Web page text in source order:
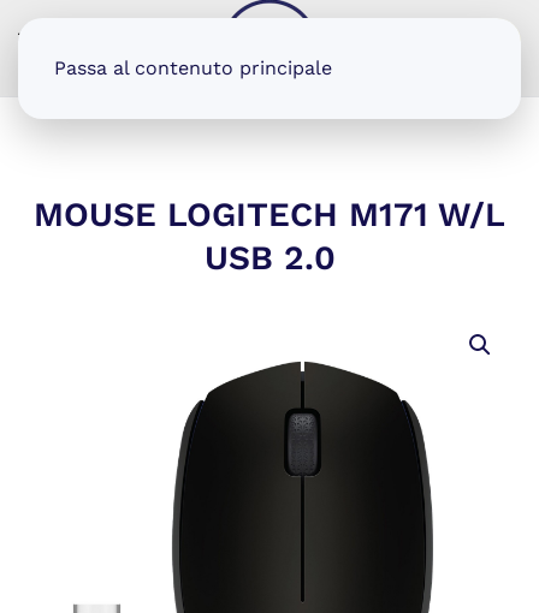
Passa al contenuto principale
MOUSE LOGITECH M171 W/L
USB 2.0